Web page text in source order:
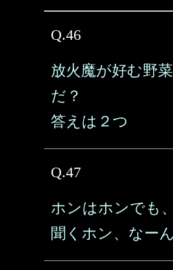
Q.46
放火魔が好む野
だ？
答えは２つ
Q.47
ホンはホンでも
聞くホン、なー